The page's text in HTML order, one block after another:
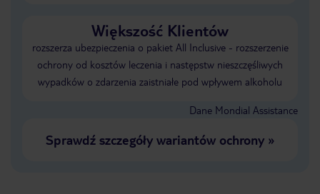
Większość Klientów
rozszerza ubezpieczenia o pakiet All Inclusive - rozszerzenie
ochrony od kosztów leczenia i następstw nieszczęśliwych
wypadków o zdarzenia zaistniałe pod wpływem alkoholu
Dane Mondial Assistance
Sprawdź szczegóły wariantów ochrony»